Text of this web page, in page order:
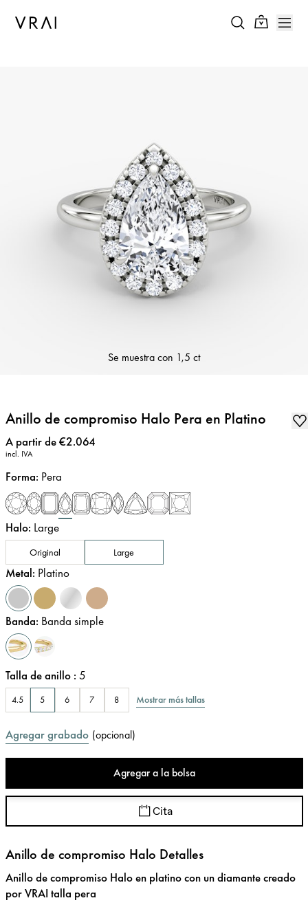
Se muestra con 1,5 ct
Anillo de compromiso Halo Pera en Platino
Precio:
A partir de €2.064
incl. IVA
Forma: Pera
Halo: Large
Original Large
Metal: Platino
Banda: Banda simple
Talla de anillo : 5
4.5 5 6 7 8 Mostrar más tallas
Agregar grabado (opcional)
Agregar a la bolsa
Cita
Anillo de compromiso Halo Detalles
Anillo de compromiso Halo en platino con un diamante creado
por VRAI talla pera